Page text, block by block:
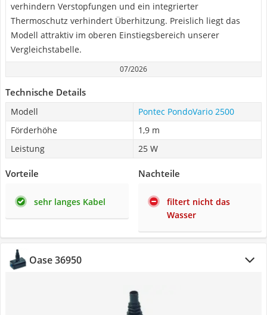
verhindern Verstopfungen und ein integrierter
Thermoschutz verhindert Überhitzung. Preislich liegt das
Modell attraktiv im oberen Einstiegsbereich unserer
Vergleichstabelle.
07/2026
Technische Details
Modell
Pontec PondoVario 2500
Förderhöhe
1,9 m
Leistung
25 W
Vorteile
sehr langes Kabel
Nachteile
filtert nicht das
Wasser
Oase 36950